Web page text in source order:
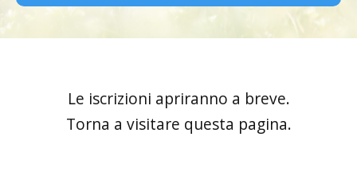
Le iscrizioni apriranno a breve.
Torna a visitare questa pagina.